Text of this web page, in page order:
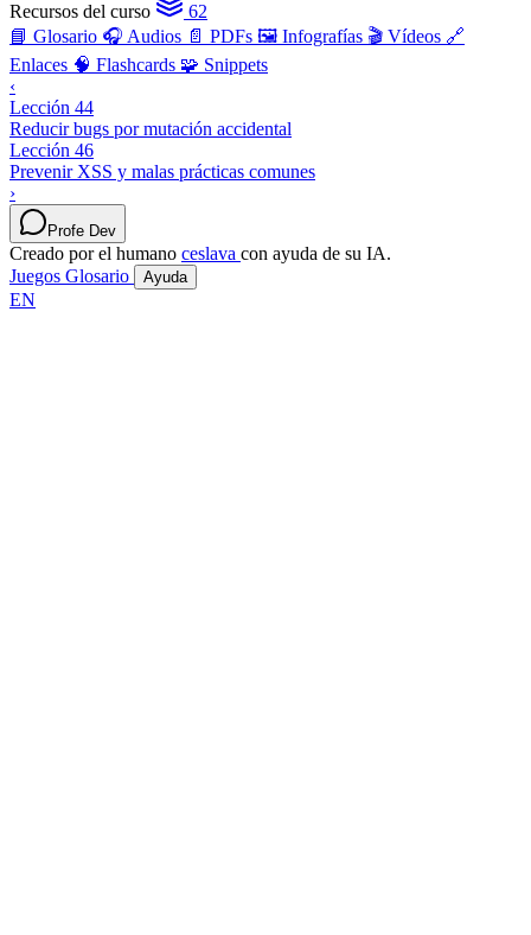
Recursos del curso
62
📘 Glosario 🎧 Audios 📄 PDFs 🖼️ Infografías 🎬 Vídeos 🔗
Enlaces 🧠 Flashcards 🧩 Snippets
‹
Lección 44
Reducir bugs por mutación accidental
Lección 46
Prevenir XSS y malas prácticas comunes
›
Profe Dev
Creado por el humano ceslava con ayuda de su IA.
Juegos Glosario Ayuda
EN